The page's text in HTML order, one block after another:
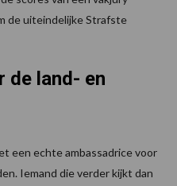
de uiteindelijke Strafste
de land- en
een echte ambassadrice voor
Iemand die verder kijkt dan